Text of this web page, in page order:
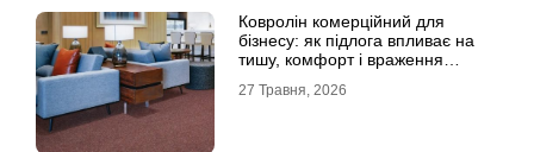
Ковролін комерційний для
бізнесу: як підлога впливає на
тишу, комфорт і враження
27 Травня, 2026